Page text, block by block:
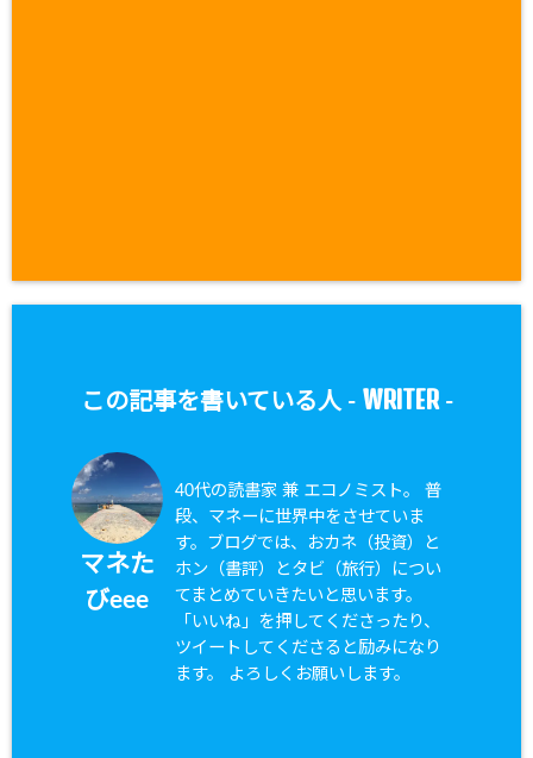
この記事を書いている人 - WRITER-
マネた
びeee
40代の読書家 兼 エコノミスト。 普
段、マネーに世界中をさせていま
す。ブログでは、おカネ（投資）と
ホン（書評）とタビ（旅行）につい
てまとめていきたいと思います。
「いいね」を押してくださったり、
ツイートしてくださると励みになり
ます。 よろしくお願いします。